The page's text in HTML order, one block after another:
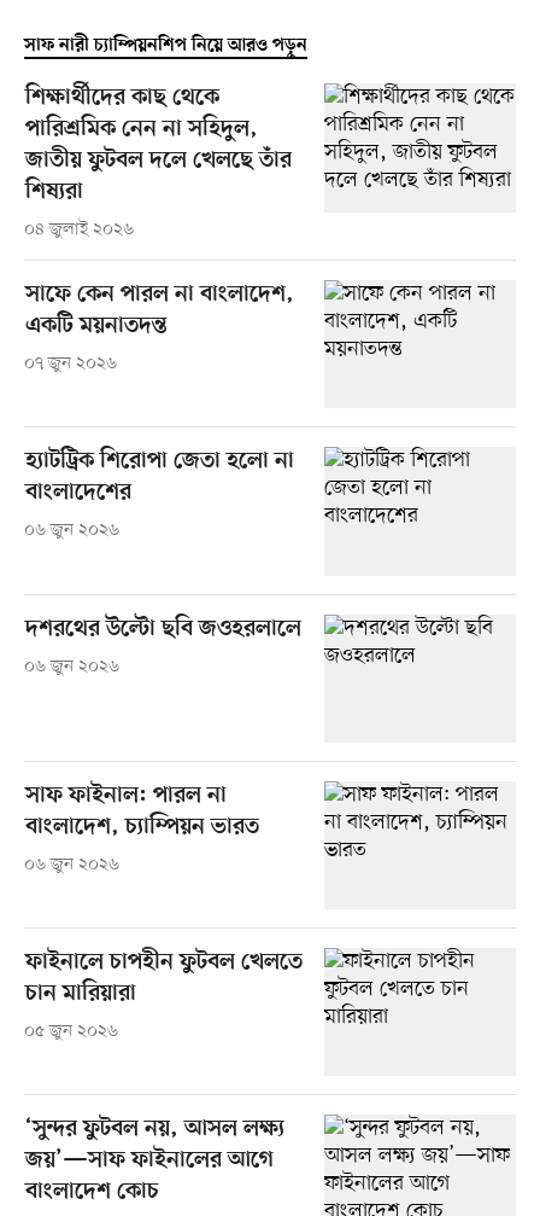
সাফ নারী চ্যাম্পিয়নশিপ নিয়ে আরও পড়ুন
শিক্ষার্থীদের কাছ থেকে
পারিশ্রমিক নেন না সহিদুল,
জাতীয় ফুটবল দলে খেলছে তাঁর
শিষ্যরা
০৪ জুলাই ২০২৬
সাফে কেন পারল না বাংলাদেশ,
একটি ময়নাতদন্ত
০৭ জুন ২০২৬
হ্যাটট্রিক শিরোপা জেতা হলো না
বাংলাদেশের
০৬ জুন ২০২৬
দশরথের উল্টো ছবি জওহরলালে
০৬ জুন ২০২৬
সাফ ফাইনাল: পারল না
বাংলাদেশ, চ্যাম্পিয়ন ভারত
০৬ জুন ২০২৬
ফাইনালে চাপহীন ফুটবল খেলতে
চান মারিয়ারা
০৫ জুন ২০২৬
‘সুন্দর ফুটবল নয়, আসল লক্ষ্য
জয়’—সাফ ফাইনালের আগে
বাংলাদেশ কোচ